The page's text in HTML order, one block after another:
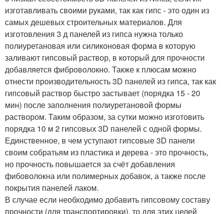
изготавливать своими руками, так как гипс - это один из
самых дешевых строительных материалов. Для
изготовления 3 д панелей из гипса нужна только
полиуретановая или силиконовая форма в которую
заливают гипсовый раствор, в который для прочности
добавляется фиброволокно. Также к плюсам можно
отнести производительность 3D панелей из гипса, так как
гипсовый раствор быстро застывает (порядка 15 - 20
мин) после заполнения полиуретановой формы
раствором. Таким образом, за сутки можно изготовить
порядка 10 м 2 гипсовых 3D панелей с одной формы.
Единственное, в чем уступают гипсовые 3D панели
своим собратьям из пластика и дерева - это прочность,
но прочность повышается за счёт добавления
фибоволокна или полимерных добавок, а также после
покрытия панелей лаком.
В случае если необходимо добавить гипсовому составу
прочности (для транспортировки), то для этих целей